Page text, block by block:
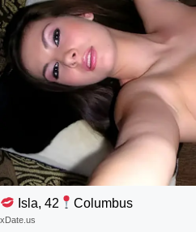
Isla, 42 Columbus
xDate.us